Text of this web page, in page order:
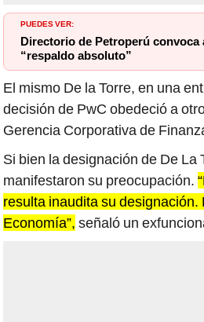
PUEDES VER:
Directorio de Petroperú
“respaldo absoluto”
El mismo De la Torre, en una
decisión de PwC obedeció a
Gerencia Corporativa de
Si bien la designación de De
manifestaron su preocupación.
resulta inaudita su
Economía”, señaló un